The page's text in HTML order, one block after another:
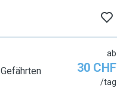
ab
30 CHF
/tag